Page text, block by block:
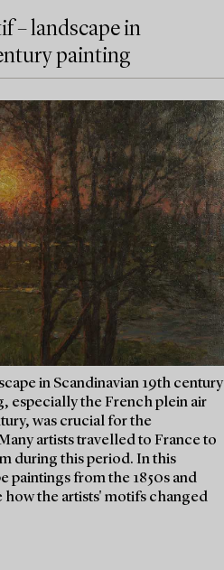
– landscape in
painting
in Scandinavian 19th century
especially the French plein air
was crucial for the
artists travelled to France to
during this period. In this
paintings from the 1850s and
how the artists' motifs changed